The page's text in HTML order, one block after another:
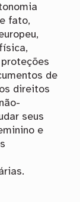
fato,
de
direitos
seus
e